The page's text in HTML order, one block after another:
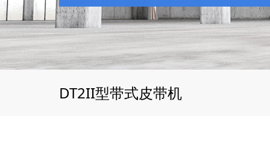
DT2II型带式皮带机